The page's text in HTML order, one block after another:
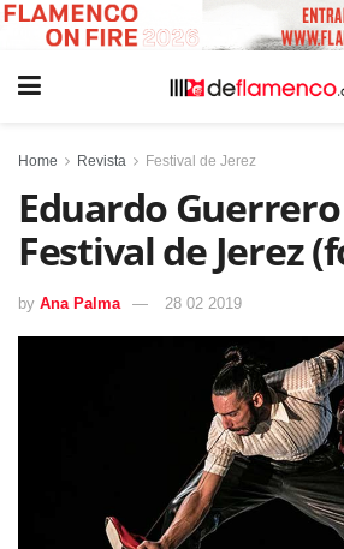
Home Revista Festival de Jerez
Eduardo
Festival de Jerez
by Ana Palma 28 02 2019